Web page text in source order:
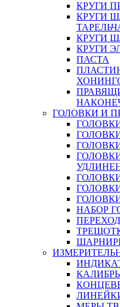
КРУГИ
КРУГИ
КРУГИ
КРУГИ
ПАСТА
ГОЛОВКИ И
НАБОР